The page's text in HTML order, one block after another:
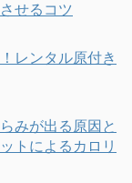
せるコツ
レンタル原付き
みが出る原因と
トによるカロリ